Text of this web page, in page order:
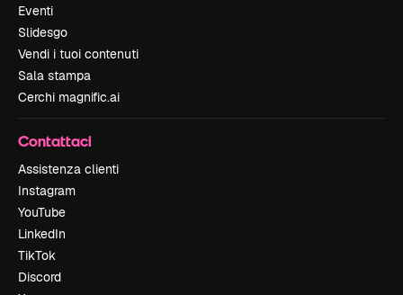
Eventi
Slidesgo
Vendi i tuoi contenuti
Sala stampa
Cerchi magnific.ai
Contattaci
Assistenza clienti
Instagram
YouTube
LinkedIn
TikTok
Discord